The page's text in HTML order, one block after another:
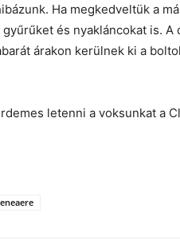
Ha megkedveltük a
és nyakláncokat is. A
árakon kerülnek ki a
letenni a voksunkat a